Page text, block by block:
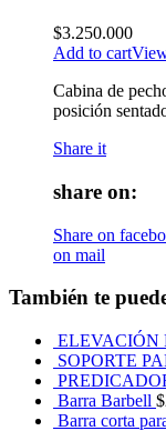
$3.250.000
Add to cart
Cabina de
posición
Share it
share on:
Share on
on mail
También te
ELEVACIÓN
SOPORTE
Barra Barbell $
Barra corta